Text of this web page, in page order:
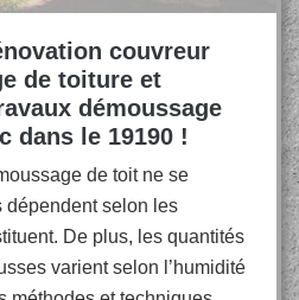
couvreur
de toiture et
démoussage
dans le 19190 !
de toit ne se
dépendent selon les
De plus, les quantités
varient selon l’humidité